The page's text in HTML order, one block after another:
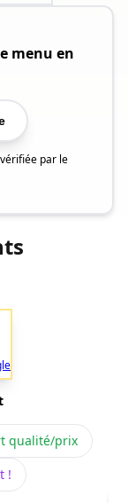
menu en
par le
qualité/prix
!